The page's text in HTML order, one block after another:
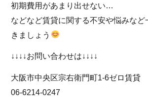
初期費用があまり出せない…
などなど賃貸に関する不安や悩みなど
きましょう
↓↓↓↓お問い合わせは↓↓↓↓
大阪市中央区宗右衛門町1-6ゼロ賃貸
06-6214-0247